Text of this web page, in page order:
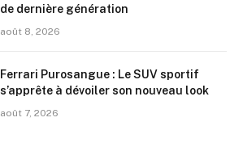
de dernière génération
août 8, 2026
Ferrari Purosangue : Le SUV sportif
s’apprête à dévoiler son nouveau look
août 7, 2026